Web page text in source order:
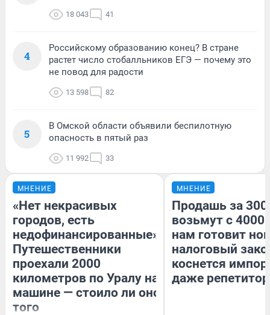
18 043 41
4
Российскому образованию конец? В стране
растет число стобалльников ЕГЭ — почему это
не повод для радости
13 598 82
5
В Омской области объявили беспилотную
опасность в пятый раз
11 992 33
МНЕНИЕ
«Нет некрасивых
городов, есть
недофинансированные».
Путешественники
проехали 2000
километров по Уралу на
машине — стоило ли оно
того
МНЕНИЕ
Продашь за
возьмут с
нам готовит
налоговый
коснется
даже